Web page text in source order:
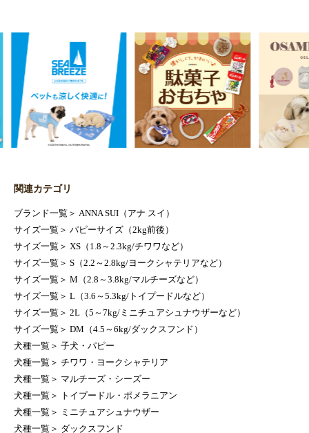
関連カテゴリ
ブランド一覧 ＞ ANNA SUI（アナ スイ）
サイズ一覧 ＞ パピーサイズ（2kg前後）
サイズ一覧 ＞ XS（1.8～2.3kg/チワワなど）
サイズ一覧 ＞ S（2.2～2.8kg/ヨークシャテリアなど）
サイズ一覧 ＞ M（2.8～3.8kg/マルチーズなど）
サイズ一覧 ＞ L（3.6～5.3kg/トイプードルなど）
サイズ一覧 ＞ 2L（5～7kg/ミニチュアシュナウザーなど）
サイズ一覧 ＞ DM（4.5～6kg/ダックスフンド）
犬種一覧 ＞ 子犬・パピー
犬種一覧 ＞ チワワ・ヨークシャテリア
犬種一覧 ＞ マルチーズ・シーズー
犬種一覧 ＞
トイプードル・ポメラニアン
犬種一覧 ＞
ミニチュアシュナウザー
犬種一覧 ＞ ダックスフンド